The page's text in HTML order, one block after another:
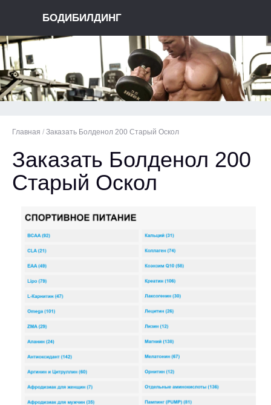
БОДИБИЛДИНГ
Главная / Заказать Болденол 200 Старый Оскол
Заказать Болденол 200
Старый Оскол